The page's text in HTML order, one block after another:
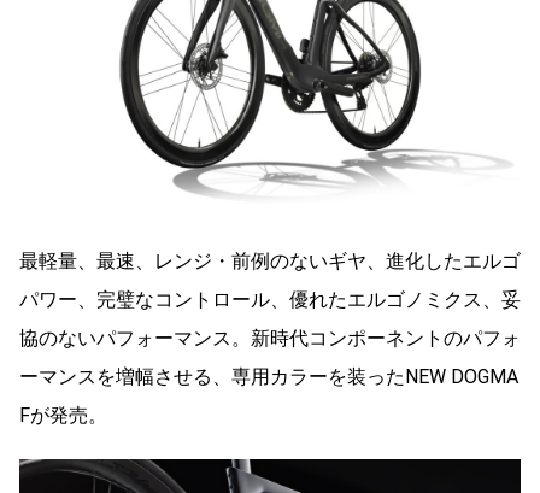
最軽量、最速、レンジ・前例のないギヤ、進化したエルゴ
パワー、完璧なコントロール、優れたエルゴノミクス、妥
協のないパフォーマンス。新時代コンポーネントのパフォ
ーマンスを増幅させる、専用カラーを装ったNEW DOGMA
Fが発売。